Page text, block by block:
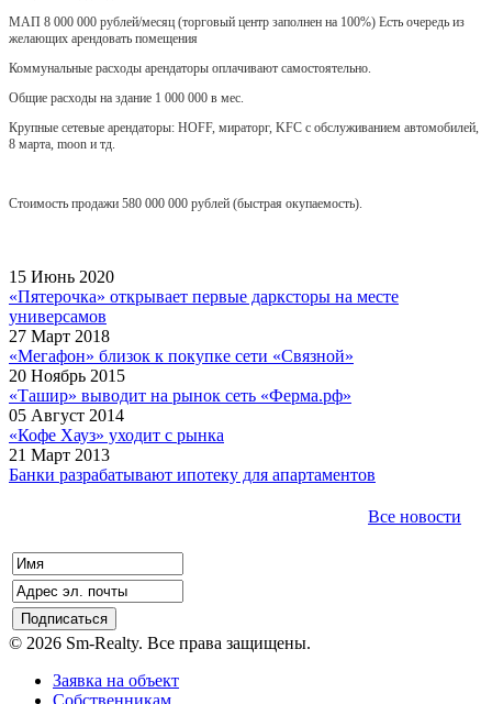
МАП 8 000 000 рублей/месяц (торговый центр заполнен на 100%) Есть очередь из
желающих арендовать помещения
Коммунальные расходы арендаторы оплачивают самостоятельно.
Общие расходы на здание 1 000 000 в мес.
Крупные сетевые арендаторы: HOFF, мираторг, KFC с обслуживанием автомобилей,
8 марта, moon и тд.
Стоимость продажи 580 000 000 рублей (быстрая окупаемость).
15 Июнь 2020
«Пятерочка» открывает первые дарксторы на месте
универсамов
27 Март 2018
«Мегафон» близок к покупке сети «Связной»
20 Ноябрь 2015
«Ташир» выводит на рынок сеть «Ферма.рф»
05 Август 2014
«Кофе Хауз» уходит с рынка
21 Март 2013
Банки разрабатывают ипотеку для апартаментов
Все новости
© 2026 Sm-Realty. Все права защищены.
Заявка на объект
Собственникам